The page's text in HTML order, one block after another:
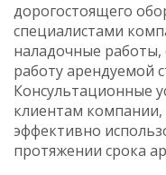
дорогостоящего
специалистами
наладочные
работу арендуемой
Консультационные
клиентам
эффективно
протяжении срока